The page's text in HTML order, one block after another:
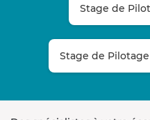
Stage de
Stage de